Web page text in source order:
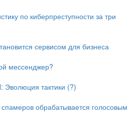
по киберпреступности за три
сервисом для бизнеса
мессенджер?
тактики (?)
обрабатывается голосовым